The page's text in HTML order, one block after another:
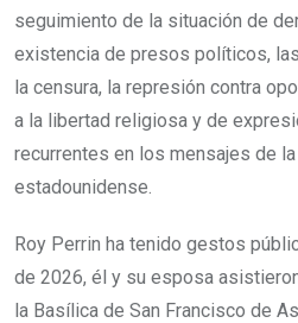
seguimiento de la situación de
existencia de presos políticos,
la censura, la represión contra
a la libertad religiosa y de
recurrentes en los mensajes de la
estadounidense.
Roy Perrin ha tenido gestos
de 2026, él y su esposa
la Basílica de San Francisco de